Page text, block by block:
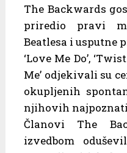
The Backwards
priredio pravi
Beatlesa i usputne
‘Love Me Do’,
Me’ odjekivali su
okupljenih
njihovih
Članovi The
izvedbom